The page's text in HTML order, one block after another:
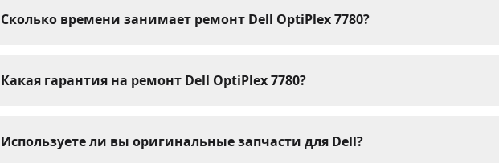
Сколько времени занимает ремонт Dell OptiPlex 7780?
восстановление после воды) могут занять 1-3 дня. При сдаче устройства
Какая гарантия на ремонт Dell OptiPlex 7780?
выполненные работы и установленные запчасти. При возникновении
Используете ли вы оригинальные запчасти для Dell?